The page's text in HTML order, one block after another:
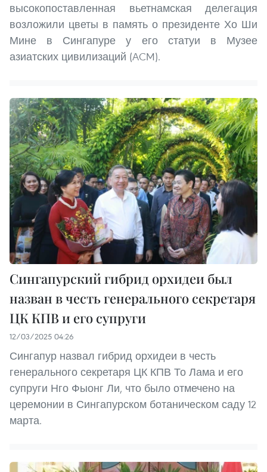
высокопоставленная вьетнамская делегация
возложили цветы в память о президенте Хо Ши
Мине в Сингапуре у его статуи в Музее
азиатских цивилизаций (ACM).
Сингапурский гибрид орхидеи был
назван в честь генерального секретаря
ЦК КПВ и его супруги
12/03/2025 04:26
Сингапур назвал гибрид орхидеи в честь
генерального секретаря ЦК КПВ То Лама и его
супруги Нго Фыонг Ли, что было отмечено на
церемонии в Сингапурском ботаническом саду 12
марта.